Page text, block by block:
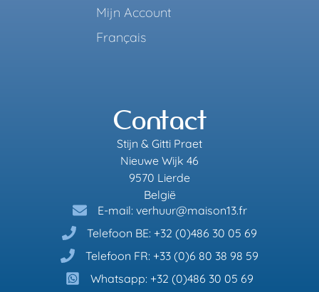
Mijn Account
Français
Contact
Stijn & Gitti Praet
Nieuwe Wijk 46
9570 Lierde
België
E-mail: verhuur@maison13.fr
Telefoon BE: +32 (0)486 30 05 69
Telefoon FR: +33 (0)6 80 38 98 59
Whatsapp: +32 (0)486 30 05 69